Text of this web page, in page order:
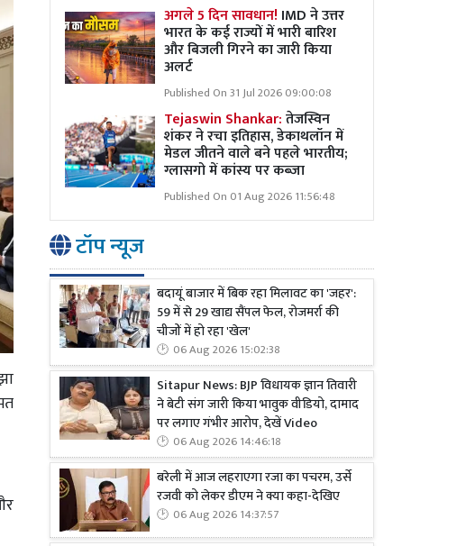
अगले 5 दिन सावधान! IMD ने उत्तर
भारत के कई राज्यों में भारी बारिश
और बिजली गिरने का जारी किया
अलर्ट
Published On 31 Jul 2026 09:00:08
Tejaswin Shankar:तेजस्विन
शंकर ने रचा इतिहास, डेकाथलॉन में
मेडल जीतने वाले बने पहले भारतीय;
ग्लासगो में कांस्य पर कब्जा
Published On 01 Aug 2026 11:56:48
टॉप न्यूज
बदायूं बाजार में बिक रहा मिलावट का 'जहर':
59 में से 29 खाद्य सैंपल फेल, रोजमर्रा की
चीजों में हो रहा 'खेल'
06 Aug 2026 15:02:38
Sitapur News: BJP विधायक ज्ञान तिवारी
ने बेटी संग जारी किया भावुक वीडियो, दामाद
पर लगाए गंभीर आरोप, देखें Video
06 Aug 2026 14:46:18
बरेली में आज लहराएगा रजा का पचरम, उर्से
रजवी को लेकर डीएम ने क्या कहा-देखिए
06 Aug 2026 14:37:57